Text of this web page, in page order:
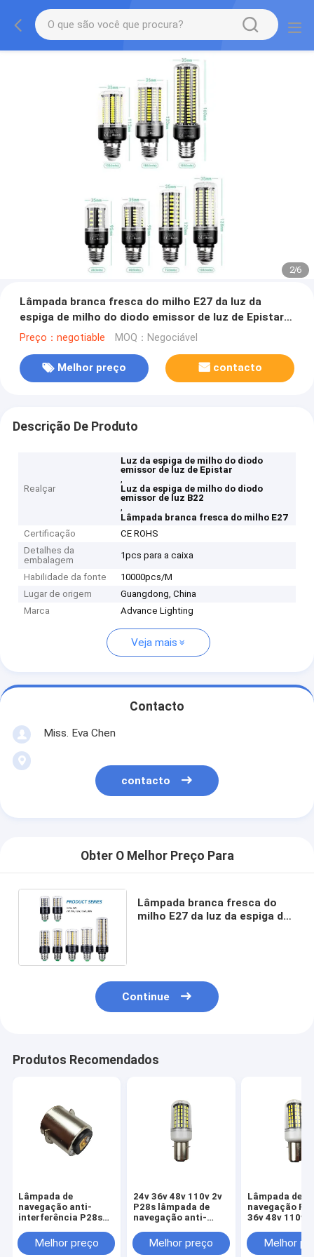
2/6
Lâmpada branca fresca do milho E27 da luz da
espiga de milho do diodo emissor de luz de Epistar
B22 20 watts
Preço：negotiable MOQ：Negociável
Melhor preço contacto
Descrição De Produto
Realçar
Luz da espiga de milho do diodo
emissor de luz de Epistar
,
Luz da espiga de milho do diodo
emissor de luz B22
,
Lâmpada branca fresca do milho E27
Certificação
CE ROHS
Detalhes da
embalagem
1pcs para a caixa
Habilidade da fonte
10000pcs/M
Lugar de origem
Guangdong, China
Marca
Advance Lighting
Veja mais
Contacto
Miss. Eva Chen
contacto
Obter O Melhor Preço Para
Lâmpada branca fresca do
milho E27 da luz da espiga de
Continue
Produtos Recomendados
Lâmpada de
navegação anti-
interferência P28s
Melhor preço
24v 36v 48v 110v 2v
P28s lâmpada de
navegação anti-
Melhor preço
Lâmpada de
navegação
36v 48v 110v
Melhor